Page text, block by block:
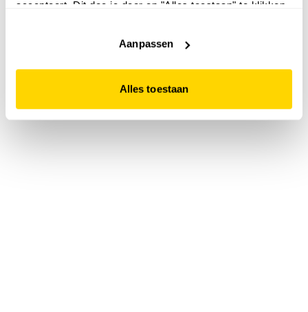
accepteert. Dit doe je door op "Alles toestaan" te klikken.
website niet optimaal functioneert.
Aanpassen
Alles toestaan